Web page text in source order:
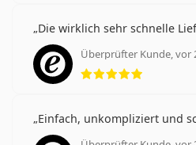
Die wirklich sehr schnelle
Überprüfter Kunde, vor
Einfach, unkompliziert und